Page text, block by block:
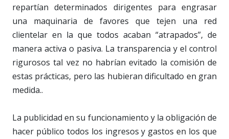
repartían determinados dirigentes para engrasar
una maquinaria de favores que tejen una red
clientelar en la que todos acaban “atrapados”, de
manera activa o pasiva. La transparencia y el control
rigurosos tal vez no habrían evitado la comisión de
estas prácticas, pero las hubieran dificultado en gran
medida..
La publicidad en su funcionamiento y la obligación de
hacer público todos los ingresos y gastos en los que